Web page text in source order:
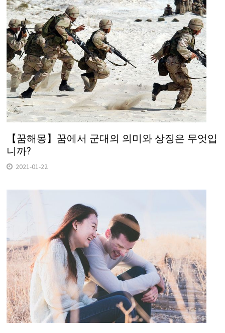
【꿈해몽】꿈에서 군대의 의미와 상징은 무엇입
니까?
2021-01-22